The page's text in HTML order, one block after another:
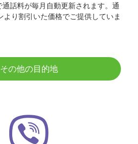
話料が毎月自動更新されます。通
より割引いた価格でご提供していま
その他の目的地